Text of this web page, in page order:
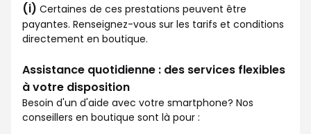
(i) Certaines de ces prestations peuvent être
payantes. Renseignez-vous sur les tarifs et conditions
directement en boutique.
Assistance quotidienne : des services flexibles
à votre disposition
Besoin d'un d'aide avec votre smartphone? Nos
conseillers en boutique sont là pour :